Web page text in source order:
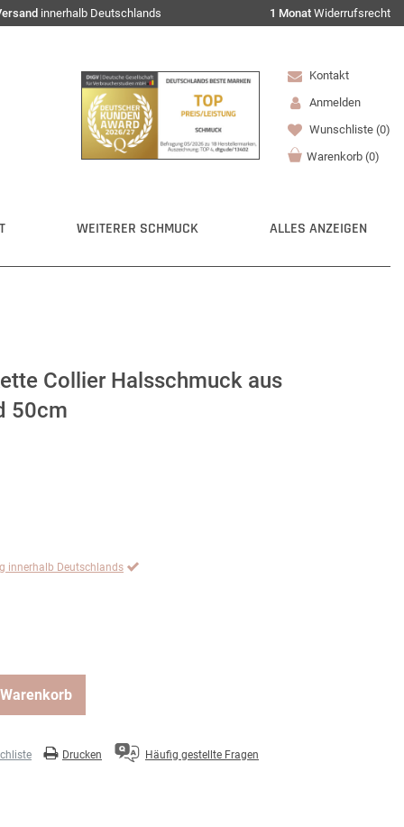
innerhalb Deutschlands 1 Monat Widerrufsrecht
Kontakt
Anmelden
Wunschliste (0)
Warenkorb (0)
WEITERER SCHMUCK ALLES ANZEIGEN
Collier Halsschmuck aus
50cm
innerhalb Deutschlands
Drucken Häufig gestellte Fragen